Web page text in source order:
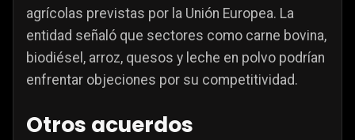
agrícolas previstas por la Unión Europea. La
entidad señaló que sectores como carne bovina,
biodiésel, arroz, quesos y leche en polvo podrían
enfrentar objeciones por su competitividad.
Otros acuerdos